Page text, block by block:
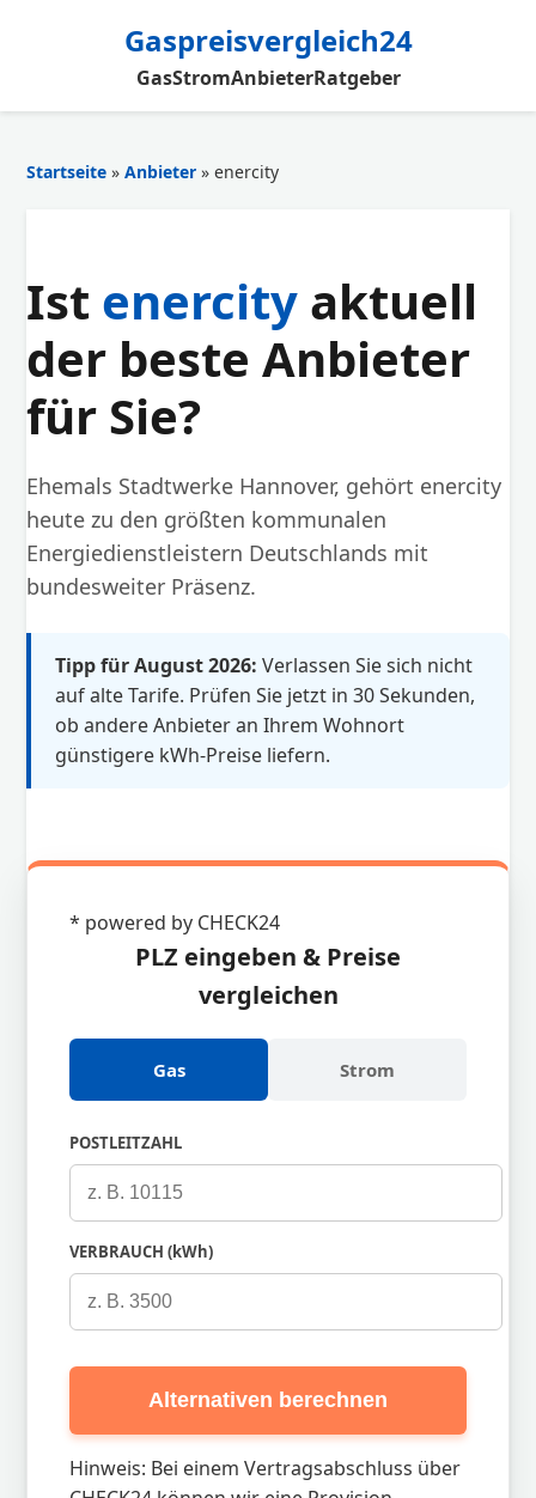
Gaspreisvergleich24
GasStromAnbieterRatgeber
Startseite »Anbieter » enercity
Ist enercity aktuell
der beste Anbieter
für Sie?
Ehemals Stadtwerke Hannover, gehört enercity
heute zu den größten kommunalen
Energiedienstleistern Deutschlands mit
bundesweiter Präsenz.
Tipp für August 2026: Verlassen Sie sich nicht
auf alte Tarife. Prüfen Sie jetzt in 30 Sekunden,
ob andere Anbieter an Ihrem Wohnort
günstigere kWh-Preise liefern.
* powered by CHECK24
PLZ eingeben & Preise
vergleichen
Gas Strom
POSTLEITZAHL
VERBRAUCH (kWh)
Alternativen berechnen
Hinweis: Bei einem Vertragsabschluss über